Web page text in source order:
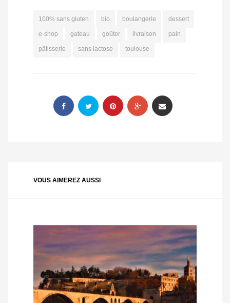
100% sans gluten bio boulangerie dessert
e-shop gateau goûter livraison pain
pâtisserie sans lactose toulouse
VOUS AIMEREZ AUSSI